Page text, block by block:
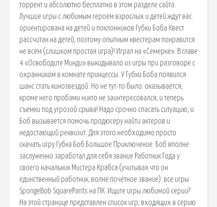
торрент и абсолютно бесплатно в этом разделе сайта.
Лучшие игры с любимым героем взрослых и детей ждут вас.
ориентирована на детей и поклонников Губки Боба Квест
рассчитан на детей, поэтому опытным квестерам понравится
не всем (слишком простая игра)! Играл на «Семерке». В главе
4 «Освободите Минди» выкидывало из игры при разговоре с
охранником в комнате принцессы. У Губки Боба появился
шанс стать кинозвездой. Но не тут-то было: оказывается,
кроме него пробами никто не заинтересовался, и теперь
съемки под угрозой срыва! Надо срочно спасать ситуацию, и
Боб вызывается помочь продюсеру найти актеров и
недостающий реквизит. Для этого необходимо просто
скачать игру Губка Боб Большое Приключение. Боб вполне
заслуженно заработал для себя звание Работник Года у
своего начальник Мистера Крабса (учитывая что он
единственный работник, волне почётное звание). все игры
SpongeBob SquarePants на ПК. Ищите игры любимой серии?
На этой странице представлен список игр, входящих в серию